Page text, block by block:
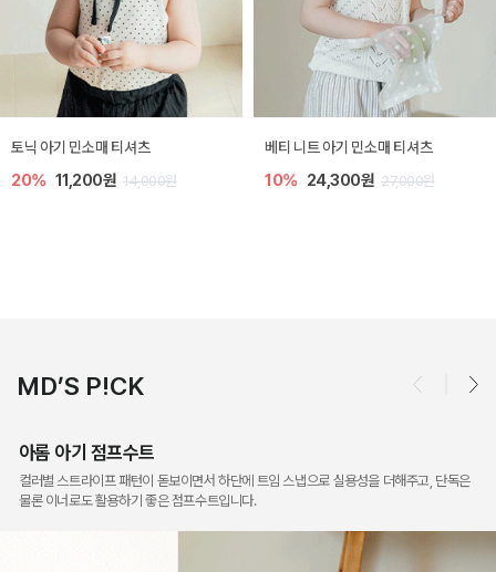
렌디 아기 라운지웨어
10% 18,900원 21,000원
[SIZE ~6Y] 오뎃 라운지웨어
10% 20,700원 23,000원
MD’S P!CK
아롬 아기 점프수트
컬러별 스트라이프 패턴이 돋보이면서 하단에 트임 스냅으로 실용성을 더해주고, 단독은
물론 이너로도 활용하기 좋은 점프수트입니다.